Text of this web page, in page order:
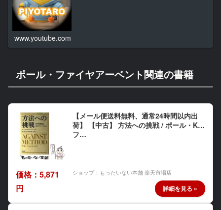
www.youtube.com
ポール・ファイヤアーベント関連の書籍
【メール便送料無料、通常24時間以内出
荷】 【中古】 方法への挑戦 / ポール・K.
フ…
価格：5,871
円
ショップ：もったいない本舗 楽天市場店